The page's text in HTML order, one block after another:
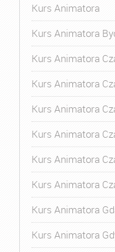
Kurs Animatora
Kurs Animatora
Kurs Animatora
Kurs Animatora
Kurs Animatora
Kurs Animatora
Kurs Animatora
Kurs Animatora
Kurs Animatora
Kurs Animatora